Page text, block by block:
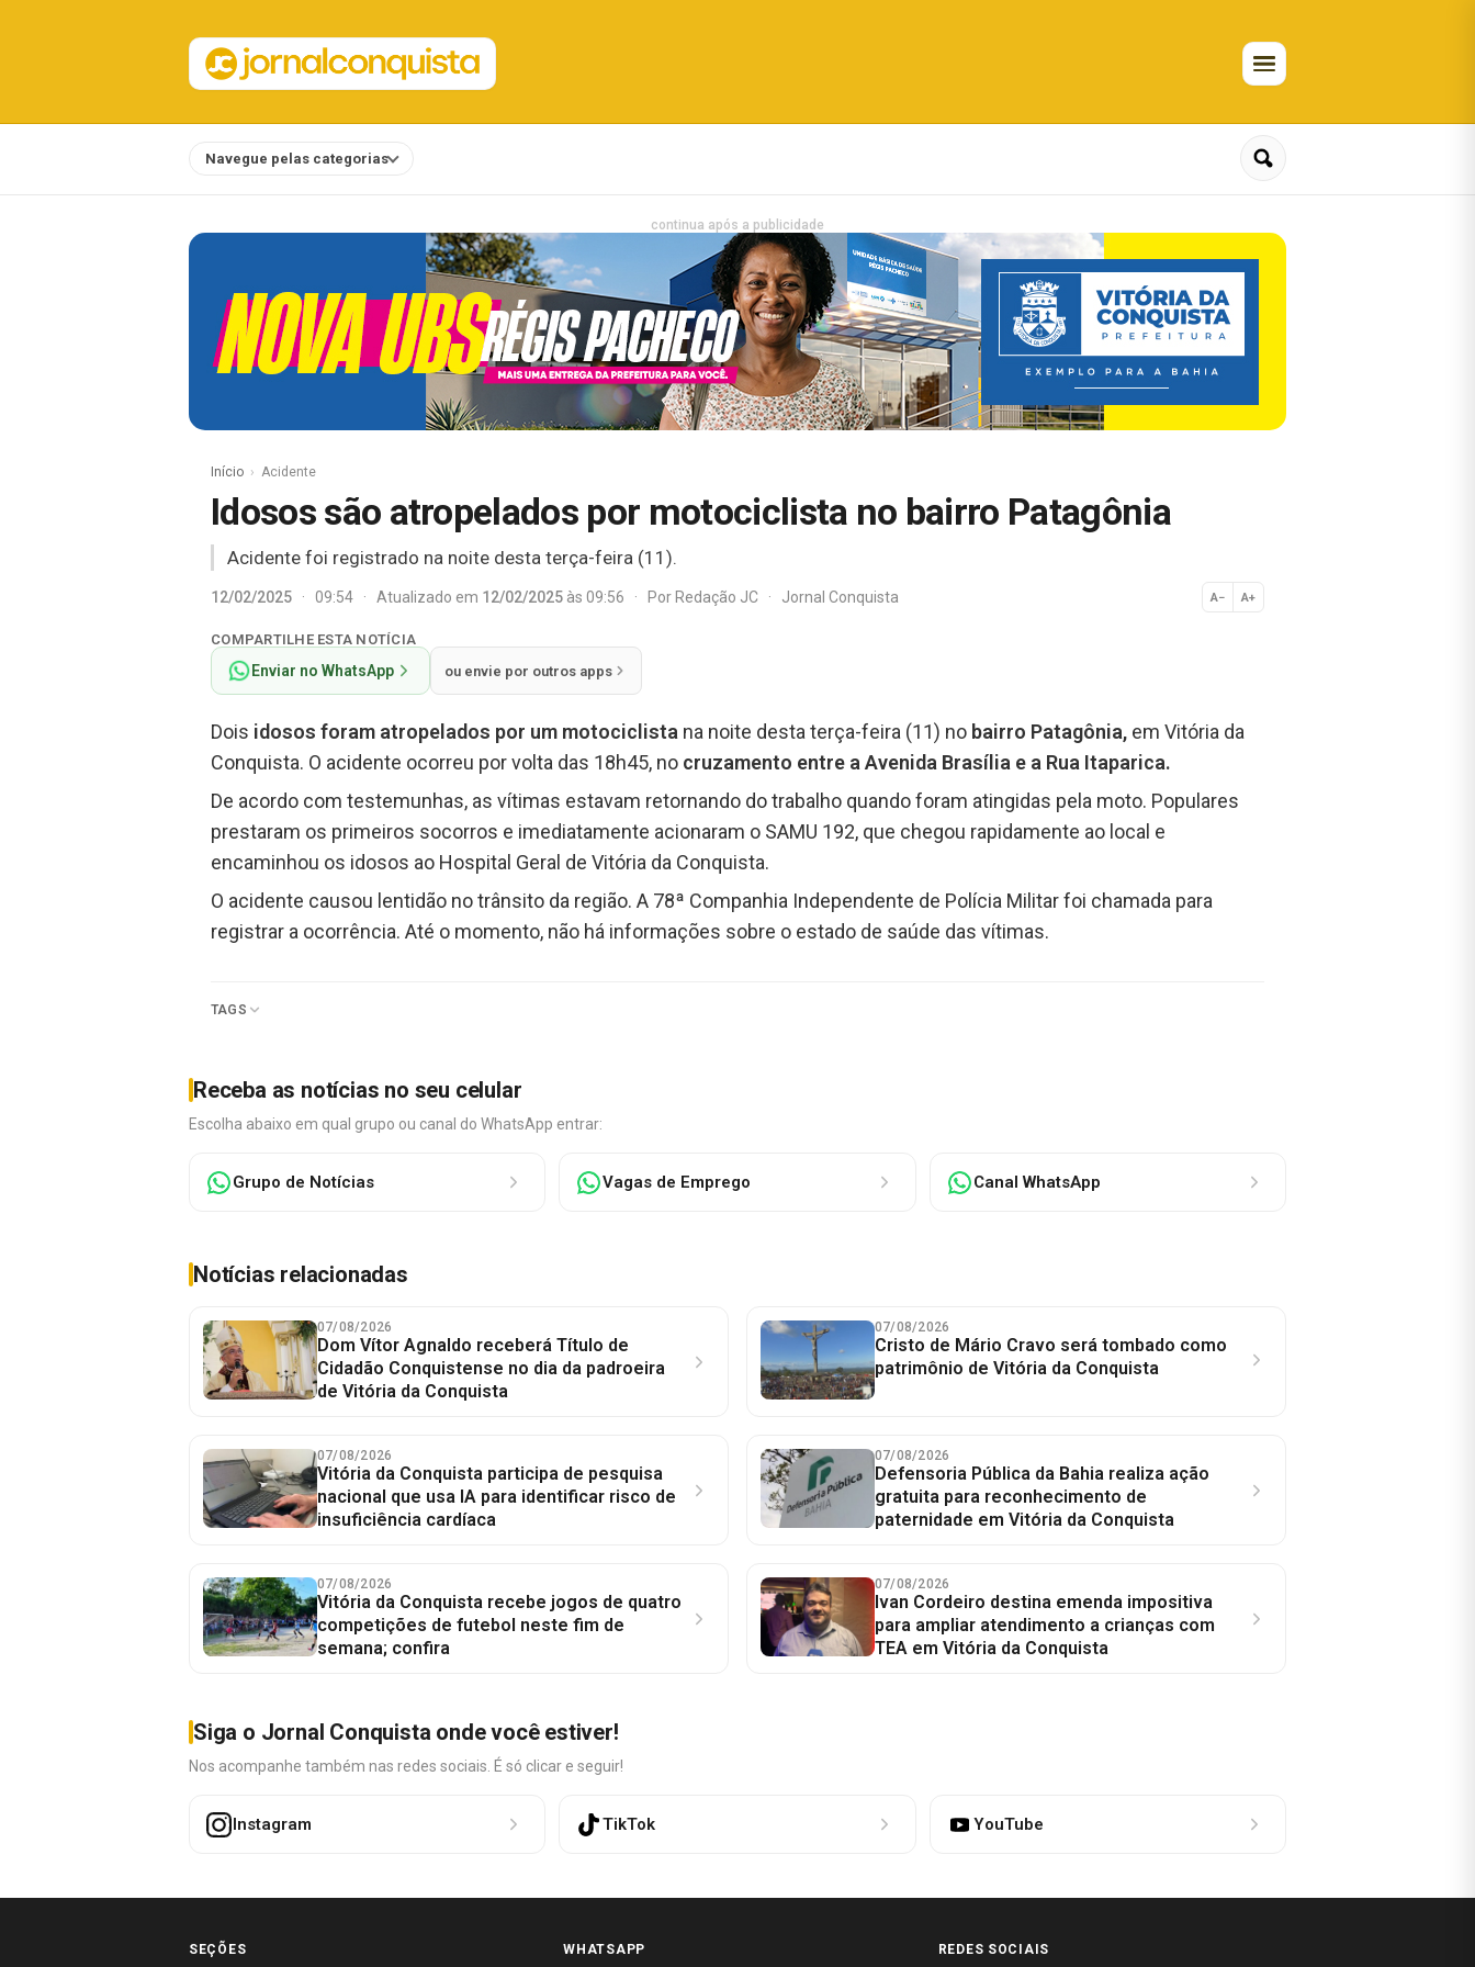
Navegue pelas categorias
continua após a publicidade
Início Acidente
Idosos são atropelados por motociclista no bairro Patagônia
Acidente foi registrado na noite desta terça-feira (11).
12/02/2025 · 09:54 · Atualizado em 12/02/2025 às 09:56 · PorRedação JC · Jornal Conquista A− A+
Normal
COMPARTILHE ESTA NOTÍCIA
Enviar no WhatsApp ou envie por outros apps
Dois idosos foram atropelados por um motociclista na noite desta terça-feira (11) no bairro Patagônia, em Vitória da
Conquista. O acidente ocorreu por volta das 18h45, no cruzamento entre a Avenida Brasília e a Rua Itaparica.
De acordo com testemunhas, as vítimas estavam retornando do trabalho quando foram atingidas pela moto. Populares
prestaram os primeiros socorros e imediatamente acionaram o SAMU 192, que chegou rapidamente ao local e
encaminhou os idosos ao Hospital Geral de Vitória da Conquista.
O acidente causou lentidão no trânsito da região. A 78ª Companhia Independente de Polícia Militar foi chamada para
registrar a ocorrência. Até o momento, não há informações sobre o estado de saúde das vítimas.
TAGS
Receba as notícias no seu celular
Escolha abaixo em qual grupo ou canal do WhatsApp entrar:
Grupo de Notícias Vagas de Emprego Canal WhatsApp
Notícias relacionadas
07/08/2026
Dom Vítor Agnaldo receberá Título de
Cidadão Conquistense no dia da padroeira
de Vitória da Conquista
07/08/2026
Cristo de Mário Cravo será tombado como
patrimônio de Vitória da Conquista
07/08/2026
Vitória da Conquista participa de pesquisa
nacional que usa IA para identificar risco de
insuficiência cardíaca
07/08/2026
Defensoria Pública da Bahia realiza ação
gratuita para reconhecimento de
paternidade em Vitória da Conquista
07/08/2026
Vitória da Conquista recebe jogos de quatro
competições de futebol neste fim de
semana; confira
07/08/2026
Ivan Cordeiro destina emenda impositiva
para ampliar atendimento a crianças com
TEA em Vitória da Conquista
Siga o Jornal Conquista onde você estiver!
Nos acompanhe também nas redes sociais. É só clicar e seguir!
Instagram TikTok YouTube
SEÇÕES WHATSAPP REDES SOCIAIS